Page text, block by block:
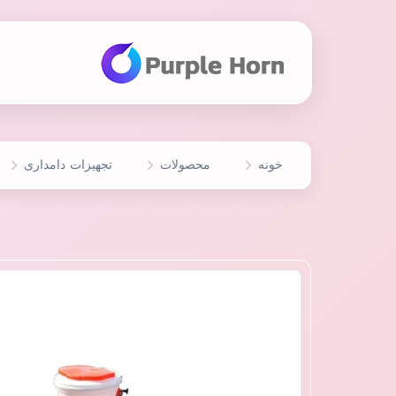
خونه محصولات تجهیزات دامداری